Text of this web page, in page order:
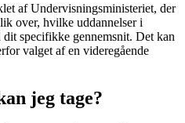
af Undervisningsministeriet, der
over, hvilke uddannelser i
specifikke gennemsnit. Det kan
valget af en videregående
jeg tage?